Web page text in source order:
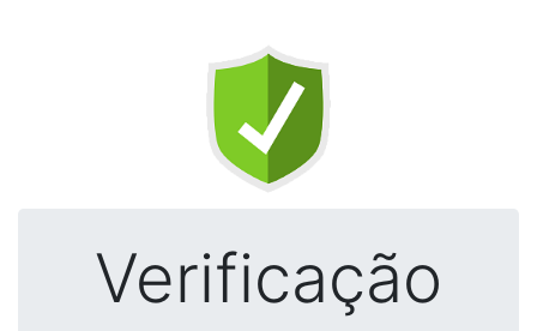
Verificação